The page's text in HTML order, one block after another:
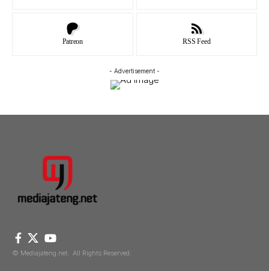
Patreon RSS Feed
- Advertisement -
© Mediajateng.net. All Rights Reserved.